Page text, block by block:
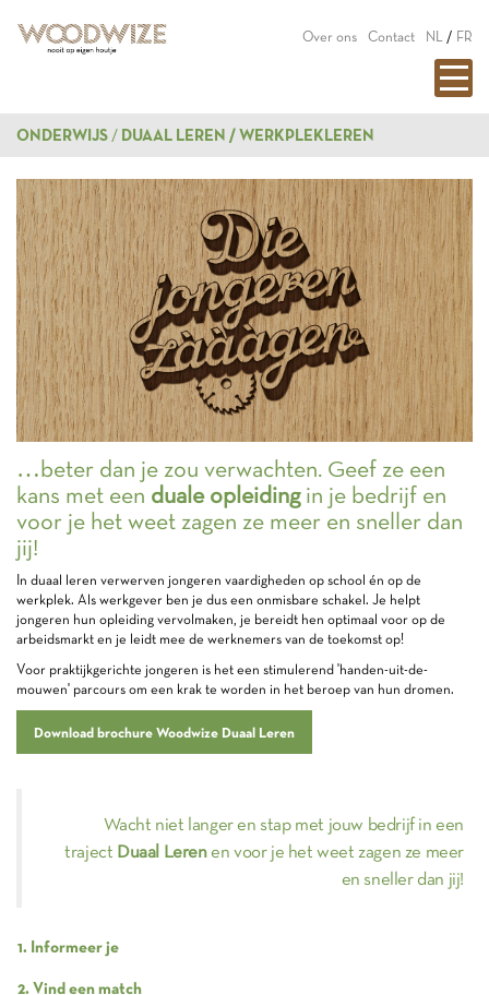
Over ons Contact NL / FR
ONDERWIJS DUAAL LEREN / WERKPLEKLEREN
…beter dan je zou verwachten. Geef ze een
kans met een duale opleidingin je bedrijf en
voor je het weet zagen ze meer en sneller dan
jij!
In duaal leren verwerven jongeren vaardigheden op school én op de
werkplek. Als werkgever ben je dus een onmisbare schakel. Je helpt
jongeren hun opleiding vervolmaken, je bereidt hen optimaal voor op de
arbeidsmarkt en je leidt mee de werknemers van de toekomst op!
Voor praktijkgerichte jongeren is het een stimulerend 'handen-uit-de-
mouwen' parcours om een krak te worden in het beroep van hun dromen.
Download brochure Woodwize Duaal Leren
Wacht niet langer en stap met jouw bedrijf in een
traject Duaal Lerenen voor je het weet zagen ze meer
en sneller dan jij!
1. Informeer je
2. Vind een match